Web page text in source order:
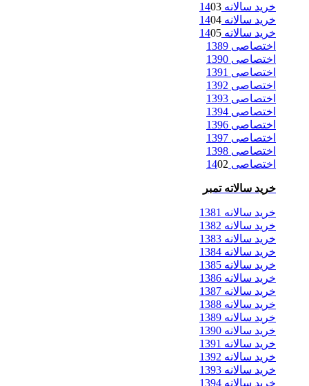
خرید سالانه 14 03
خرید سالانه 14 04
خرید سالانه 14 05
اختصاصی 1389
اختصاصی 1390
اختصاصی 1391
اختصاصی 1392
اختصاصی 1393
اختصاصی 1394
اختصاصی 1396
اختصاصی 1397
اختصاصی 1398
اختصاصی 14 02
خرید سالاته تمبر
خرید سالانه 1381
خرید سالانه 1382
خرید سالانه 1383
خرید سالانه 1384
خرید سالانه 1385
خرید سالانه 1386
خرید سالانه 1387
خرید سالانه 1388
خرید سالانه 1389
خرید سالانه 1390
خرید سالانه 1391
خرید سالانه 1392
خرید سالانه 1393
خرید سالانه 1394